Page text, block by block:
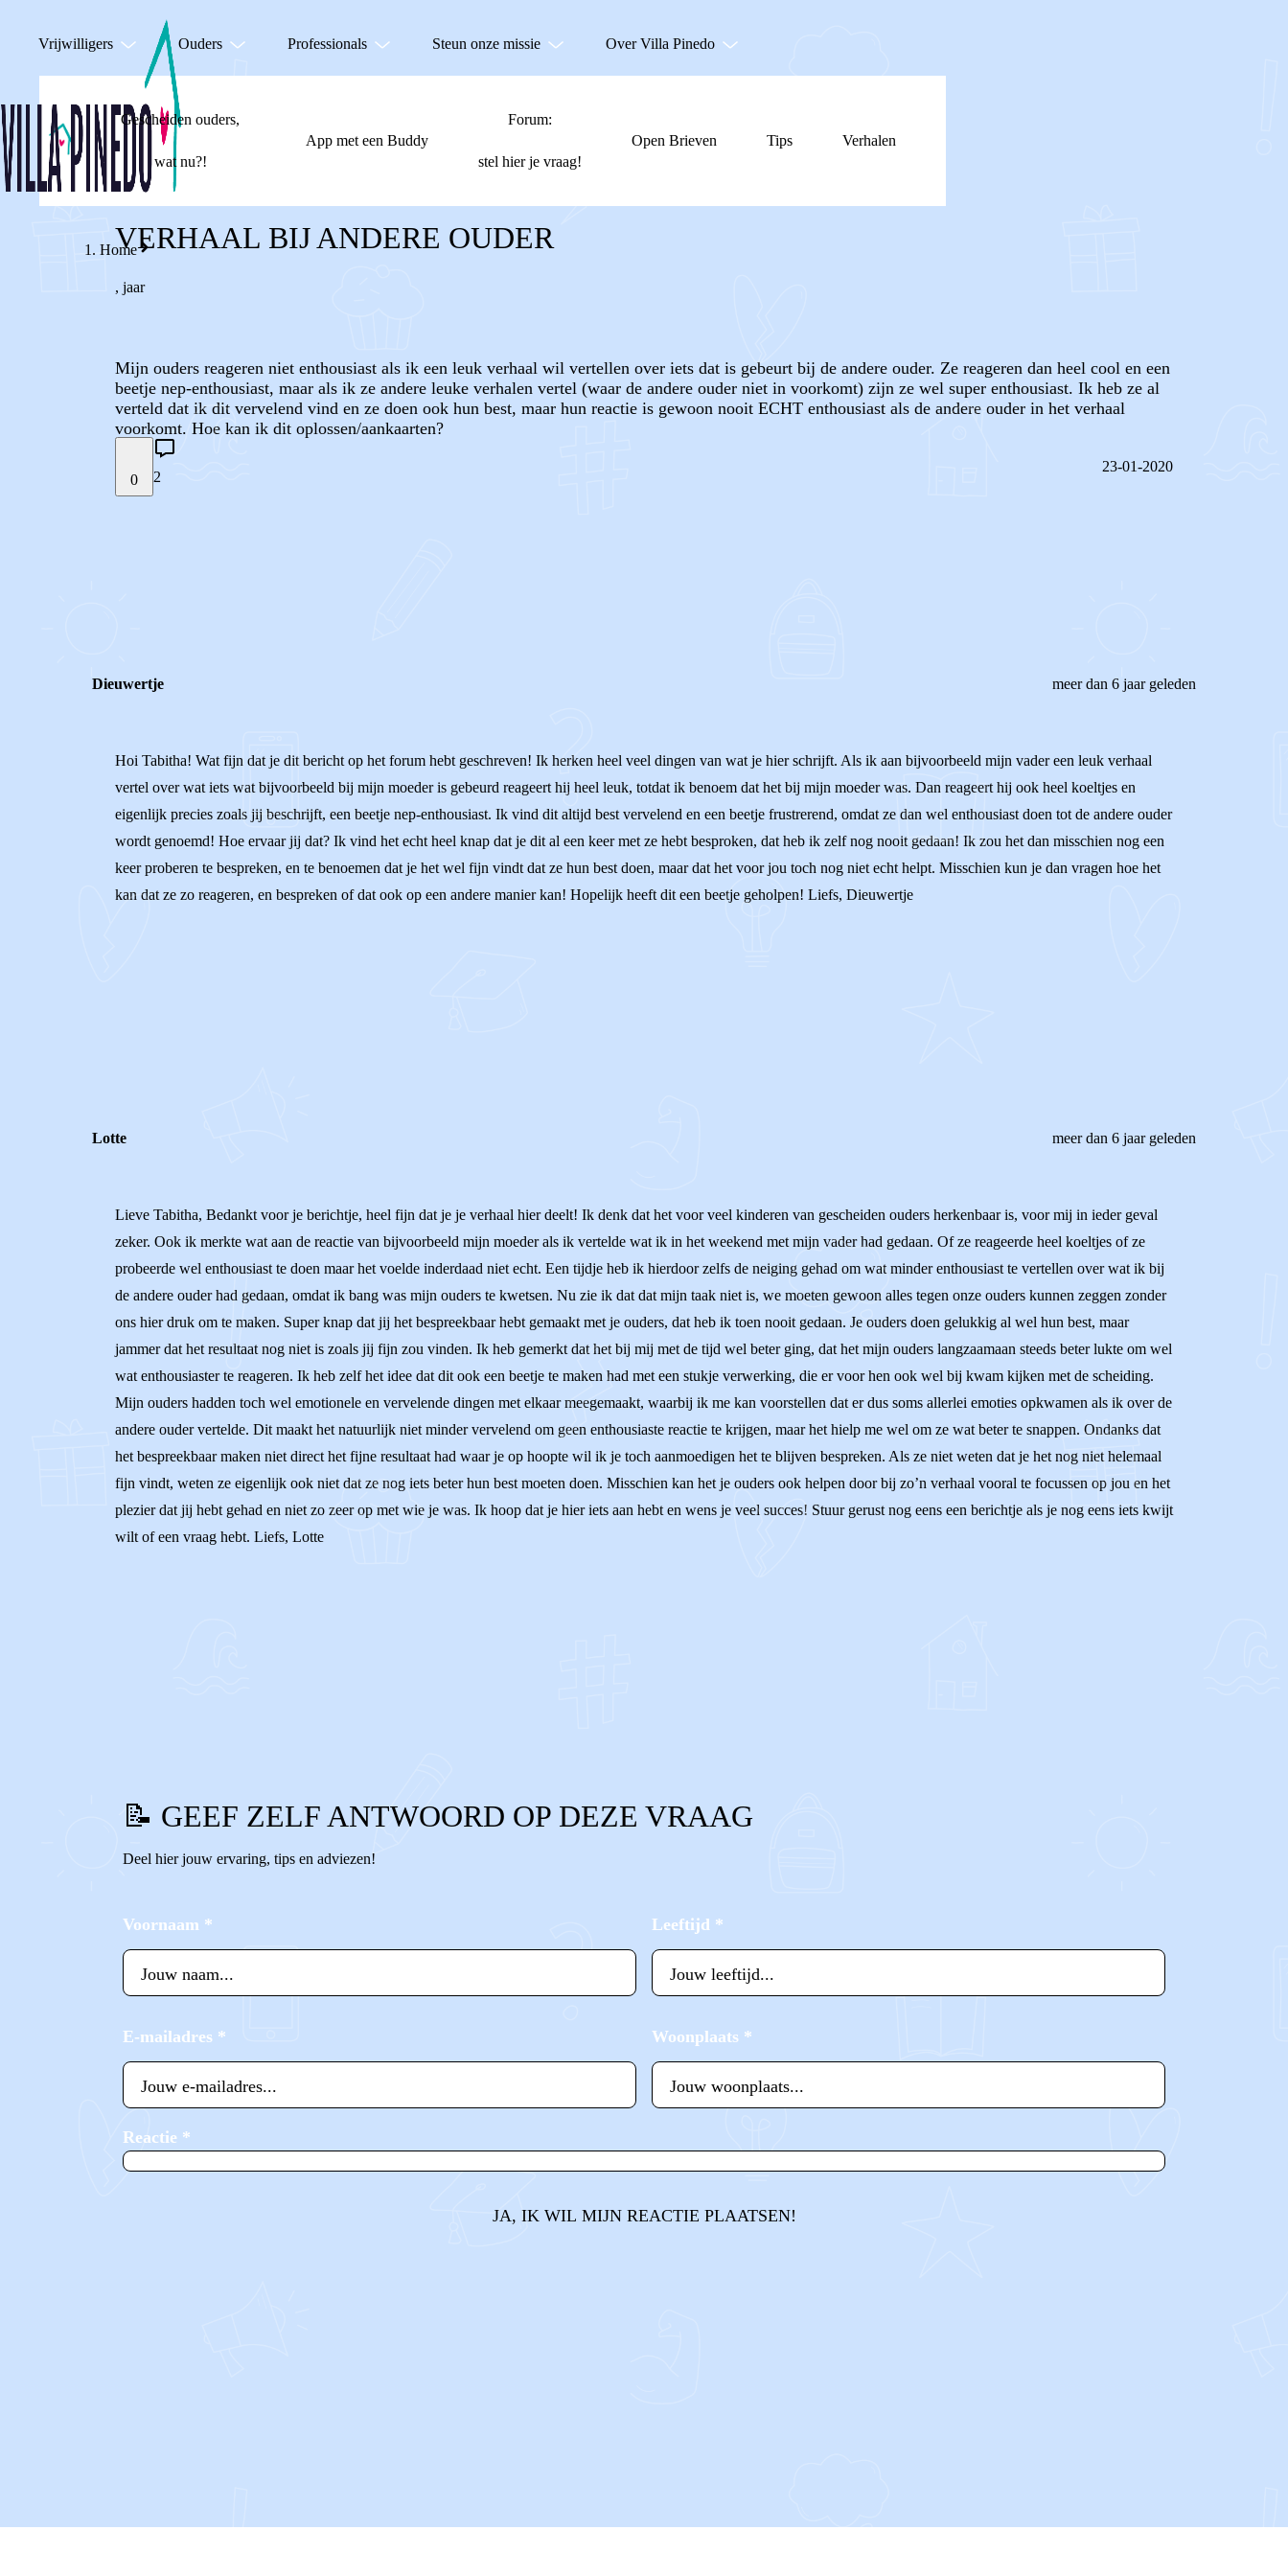
Vrijwilligers Ouders Professionals Steun onze missie Over Villa Pinedo
Gescheiden ouders,
wat nu?!
App met een Buddy
Forum:
stel hier je vraag!
Open Brieven Tips Verhalen
Home
VERHAAL BIJ ANDERE OUDER
, jaar
Mijn ouders reageren niet enthousiast als ik een leuk verhaal wil vertellen over iets dat is gebeurt bij de andere ouder. Ze reageren dan heel cool en een
beetje nep-enthousiast, maar als ik ze andere leuke verhalen vertel (waar de andere ouder niet in voorkomt) zijn ze wel super enthousiast. Ik heb ze al
verteld dat ik dit vervelend vind en ze doen ook hun best, maar hun reactie is gewoon nooit ECHT enthousiast als de andere ouder in het verhaal
voorkomt. Hoe kan ik dit oplossen/aankaarten?
0 2
23-01-2020
Dieuwertje meer dan 6 jaar geleden
Hoi Tabitha! Wat fijn dat je dit bericht op het forum hebt geschreven! Ik herken heel veel dingen van wat je hier schrijft. Als ik aan bijvoorbeeld mijn vader een leuk verhaal
vertel over wat iets wat bijvoorbeeld bij mijn moeder is gebeurd reageert hij heel leuk, totdat ik benoem dat het bij mijn moeder was. Dan reageert hij ook heel koeltjes en
eigenlijk precies zoals jij beschrijft, een beetje nep-enthousiast. Ik vind dit altijd best vervelend en een beetje frustrerend, omdat ze dan wel enthousiast doen tot de andere ouder
wordt genoemd! Hoe ervaar jij dat? Ik vind het echt heel knap dat je dit al een keer met ze hebt besproken, dat heb ik zelf nog nooit gedaan! Ik zou het dan misschien nog een
keer proberen te bespreken, en te benoemen dat je het wel fijn vindt dat ze hun best doen, maar dat het voor jou toch nog niet echt helpt. Misschien kun je dan vragen hoe het
kan dat ze zo reageren, en bespreken of dat ook op een andere manier kan! Hopelijk heeft dit een beetje geholpen! Liefs, Dieuwertje
Lotte meer dan 6 jaar geleden
Lieve Tabitha, Bedankt voor je berichtje, heel fijn dat je je verhaal hier deelt! Ik denk dat het voor veel kinderen van gescheiden ouders herkenbaar is, voor mij in ieder geval
zeker. Ook ik merkte wat aan de reactie van bijvoorbeeld mijn moeder als ik vertelde wat ik in het weekend met mijn vader had gedaan. Of ze reageerde heel koeltjes of ze
probeerde wel enthousiast te doen maar het voelde inderdaad niet echt. Een tijdje heb ik hierdoor zelfs de neiging gehad om wat minder enthousiast te vertellen over wat ik bij
de andere ouder had gedaan, omdat ik bang was mijn ouders te kwetsen. Nu zie ik dat dat mijn taak niet is, we moeten gewoon alles tegen onze ouders kunnen zeggen zonder
ons hier druk om te maken. Super knap dat jij het bespreekbaar hebt gemaakt met je ouders, dat heb ik toen nooit gedaan. Je ouders doen gelukkig al wel hun best, maar
jammer dat het resultaat nog niet is zoals jij fijn zou vinden. Ik heb gemerkt dat het bij mij met de tijd wel beter ging, dat het mijn ouders langzaamaan steeds beter lukte om wel
wat enthousiaster te reageren. Ik heb zelf het idee dat dit ook een beetje te maken had met een stukje verwerking, die er voor hen ook wel bij kwam kijken met de scheiding.
Mijn ouders hadden toch wel emotionele en vervelende dingen met elkaar meegemaakt, waarbij ik me kan voorstellen dat er dus soms allerlei emoties opkwamen als ik over de
andere ouder vertelde. Dit maakt het natuurlijk niet minder vervelend om geen enthousiaste reactie te krijgen, maar het hielp me wel om ze wat beter te snappen. Ondanks dat
het bespreekbaar maken niet direct het fijne resultaat had waar je op hoopte wil ik je toch aanmoedigen het te blijven bespreken. Als ze niet weten dat je het nog niet helemaal
fijn vindt, weten ze eigenlijk ook niet dat ze nog iets beter hun best moeten doen. Misschien kan het je ouders ook helpen door bij zo’n verhaal vooral te focussen op jou en het
plezier dat jij hebt gehad en niet zo zeer op met wie je was. Ik hoop dat je hier iets aan hebt en wens je veel succes! Stuur gerust nog eens een berichtje als je nog eens iets kwijt
wilt of een vraag hebt. Liefs, Lotte
📝 GEEF ZELF ANTWOORD OP DEZE VRAAG
Deel hier jouw ervaring, tips en adviezen!
Voornaam * Leeftijd *
E-mailadres * Woonplaats *
Reactie *
JA, IK WIL MIJN REACTIE PLAATSEN!